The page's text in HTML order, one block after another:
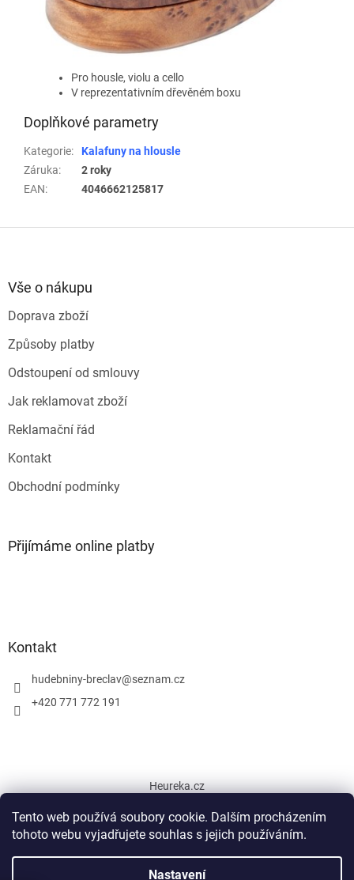
Tento web používá soubory cookie. Dalším procházením
tohoto webu vyjadřujete souhlas s jejich používáním.
Nastavení
Pro housle, violu a cello
V reprezentativním dřevěném boxu
Doplňkové parametry
Kategorie:
Kalafuny na hlousle
Záruka:
2 roky
EAN: 4046662125817
Vše o nákupu
Doprava zboží
Způsoby platby
Odstoupení od smlouvy
Jak reklamovat zboží
Reklamační řád
Kontakt
Obchodní podmínky
Přijímáme online platby
Kontakt
hudebniny-breclav@seznam.cz
+420 771 772 191
Heureka.cz